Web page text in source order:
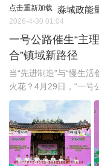
点击重新加载 淼城政能
2026-4-30 01:04
一号公路催生“主
合”镇域新路径
当“先进制造”与“慢生
火花？4月29日，“一号